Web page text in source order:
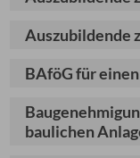
Auszubildende
BAföG für
baulichen